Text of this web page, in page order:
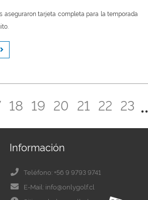
aseguraron tarjeta completa para la temporada
18 19 20 21 22 23
Información
Teléfono: +56 9 9793 9741
E-Mail: info@onlygolf.cl